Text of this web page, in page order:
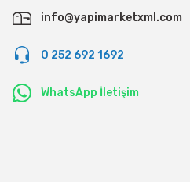
info@yapimarketxml.com
0 252 692 1692
WhatsApp İletişim